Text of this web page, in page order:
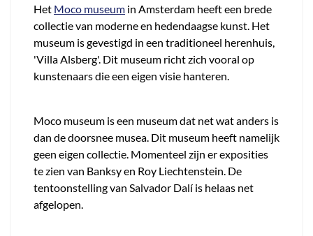
Het Moco museum in Amsterdam heeft een brede
collectie van moderne en hedendaagse kunst. Het
museum is gevestigd in een traditioneel herenhuis,
'Villa Alsberg'. Dit museum richt zich vooral op
kunstenaars die een eigen visie hanteren.
Moco museum is een museum dat net wat anders is
dan de doorsnee musea. Dit museum heeft namelijk
geen eigen collectie. Momenteel zijn er exposities
te zien van Banksy en Roy Liechtenstein. De
tentoonstelling van Salvador Dalí is helaas net
afgelopen.